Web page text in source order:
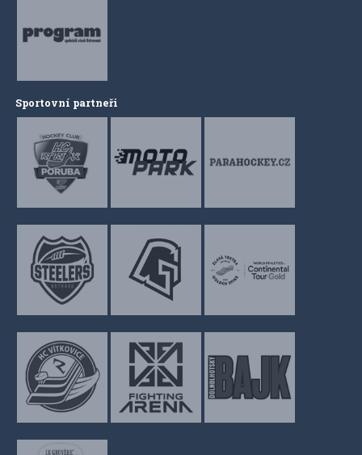
Sportovní partneři